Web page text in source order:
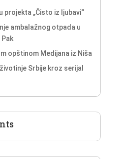
projekta „Čisto iz ljubavi“
ambalažnog otpada u
opštinom Medijana iz Niša
Srbije kroz serijal